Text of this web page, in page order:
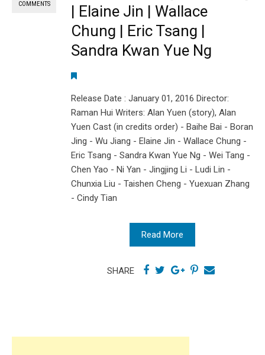
COMMENTS
| Elaine Jin | Wallace
Chung | Eric Tsang |
Sandra Kwan Yue Ng
Release Date : January 01, 2016 Director:
Raman Hui Writers: Alan Yuen (story), Alan
Yuen Cast (in credits order) - Baihe Bai - Boran
Jing - Wu Jiang - Elaine Jin - Wallace Chung -
Eric Tsang - Sandra Kwan Yue Ng - Wei Tang -
Chen Yao - Ni Yan - Jingjing Li - Ludi Lin -
Chunxia Liu - Taishen Cheng - Yuexuan Zhang
- Cindy Tian
Read More
SHARE